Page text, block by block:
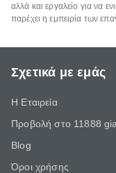
αλλά και εργαλείο για να
παρέχει η εμπειρία των
Σχετικά με εμάς
Η Εταιρεία
Προβολή στο 11888
Blog
Όροι χρήσης